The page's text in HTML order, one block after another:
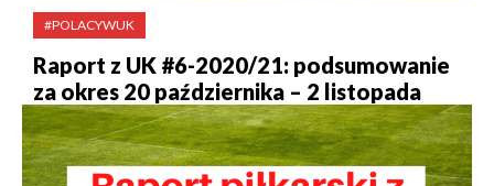
#POLACYWUK
Raport z UK #6-2020/21: podsumowanie
za okres 20 października – 2 listopada